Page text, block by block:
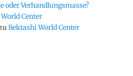
oder Verhandlungsmasse?
Center
Bektashi World Center